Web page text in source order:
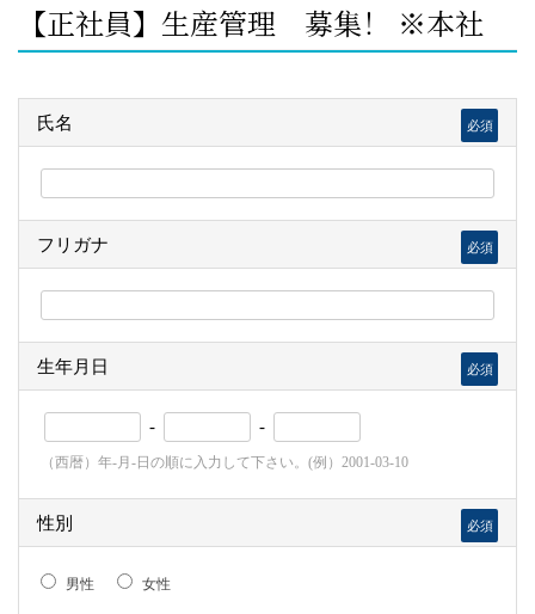
【正社員】生産管理 募集！ ※本社
氏名 必須
フリガナ 必須
生年月日 必須
- -
（西暦）年-月-日の順に入力して下さい。(例）2001-03-10
性別 必須
男性 女性